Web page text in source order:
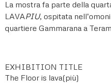
La mostra fa parte della
LAVAPIU, ospitata
quartiere Gammarana a
EXHIBITION TITLE
The Floor is lava(più)